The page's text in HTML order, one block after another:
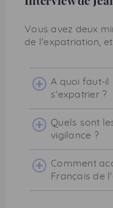
Vous avez deux
de l'expatriation,
A quoi faut-il
s'expatrier ?
Quels sont
vigilance ?
Comment
Français de